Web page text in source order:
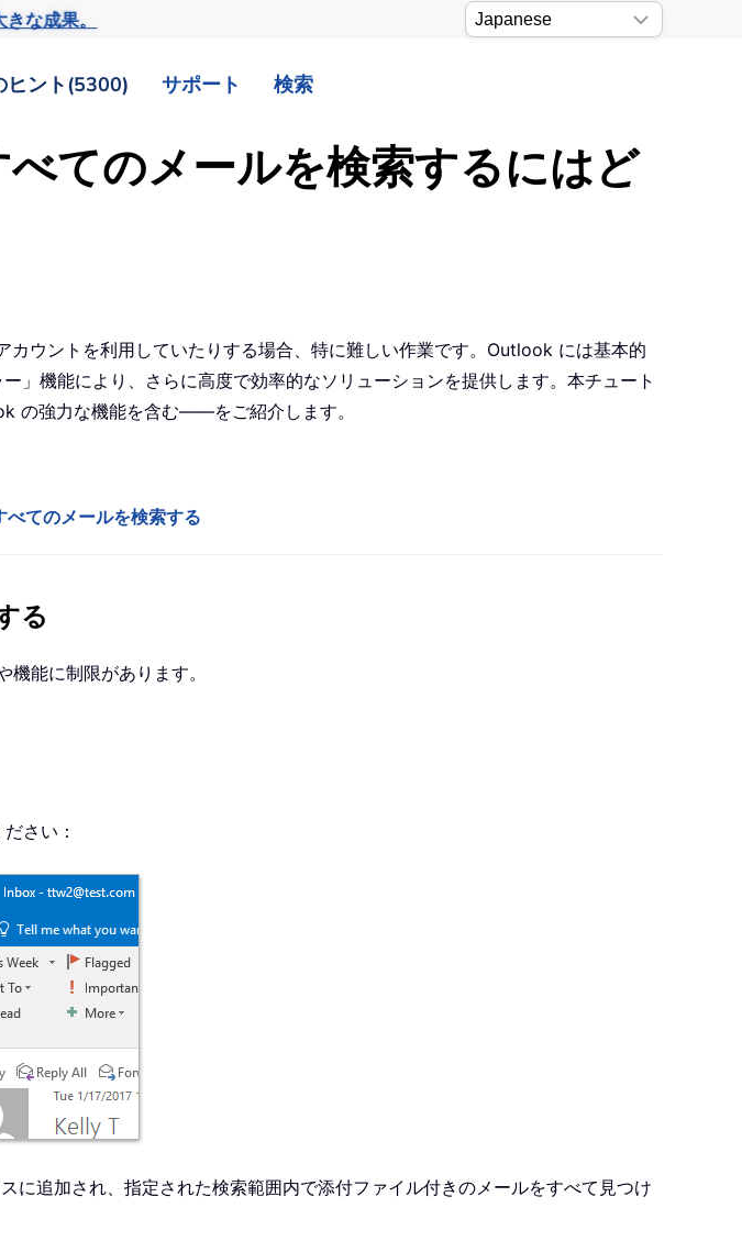
な成果。
ヒント(5300) サポート 検索
てのメールを検索するにはど
ウントを利用していたりする場合、特に難しい作業です。Outlook には基本的
機能により、さらに高度で効率的なソリューションを提供します。本チュート
の強力な機能を含む——をご紹介します。
てのメールを検索する
る
能に制限があります。
さい：
に追加され、指定された検索範囲内で添付ファイル付きのメールをすべて見つけ